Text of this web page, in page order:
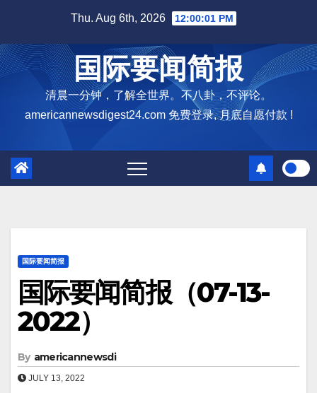
content
Thu. Aug 6th, 2026 12:00:02 PM
国际要闻简报
清晨一分钟，了解全世界。不八卦，不评论。
americannewsdigest24.com 免费登录, 月底自愿付款 !
国际要闻简报
国际要闻简报（07-13-
2022）
By americannewsdi
JULY 13, 2022